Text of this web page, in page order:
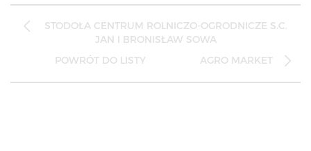
Post
navigation
STODOŁA CENTRUM ROLNICZO-OGRODNICZE S.C.
JAN I BRONISŁAW SOWA
POWRÓT DO LISTY
AGRO MARKET